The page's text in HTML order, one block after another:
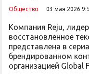
Общество 03 мая 2026
Компания Reju,
восстановленное
представлена в
брендированном
организацией Global